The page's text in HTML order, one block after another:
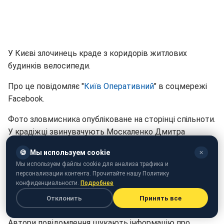
У Києві злочинець краде з коридорів житлових
будинків велосипеди.
Про це повідомляє "Київ Оперативний" в соцмережі
Facebook.
Фото зловмисника опубліковане на сторінці спільноти.
У крадіжці звинувачують Москаленко Дмитра
"Розшук! Веловор. Зберігаєте велосипед в загальному
коридорі? Тоді знайте, що легко зможете стати
жертвою Москаленко Дмитра Ігоровича", - написали у
групі.
🍪 Мы используем cookie ✕
Мы используем файлы cookie для анализа трафика и
персонализации контента. Прочитайте нашу Политику
конфиденциальности. Подробнее
Отклонить Принять все